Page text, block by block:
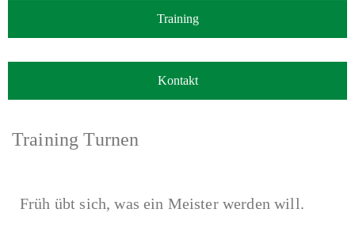
Training
Kontakt
Training Turnen
Früh übt sich, was ein Meister werden will.